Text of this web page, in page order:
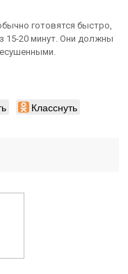
готовятся быстро,
15-20 минут. Они должны
Класснуть